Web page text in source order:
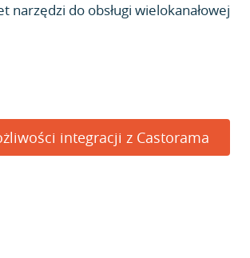
narzędzi do obsługi wielokanałowej
integracji z Castorama